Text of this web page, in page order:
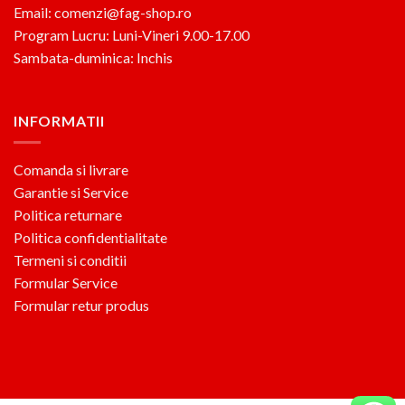
Email: comenzi@fag-shop.ro
Program Lucru: Luni-Vineri 9.00-17.00
Sambata-duminica: Inchis
INFORMATII
Comanda si livrare
Garantie si Service
Politica returnare
Politica confidentialitate
Termeni si conditii
Formular Service
Formular retur produs